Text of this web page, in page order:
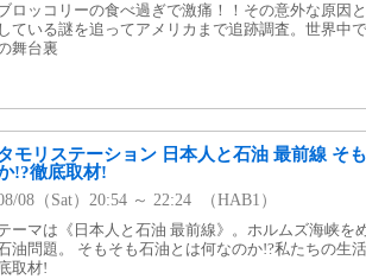
ロッコリーの食べ過ぎで激痛！！その意外な原因
している謎を追ってアメリカまで追跡調査。世界中
舞台裏
モリステーション 日本人と石油 最前線 そ
!?徹底取材!
08（Sat）20:54 ～ 22:24 （HAB1）
ーマは《日本人と石油 最前線》。ホルムズ海峡を
油問題。 そもそも石油とは何なのか!?私たちの生
取材!